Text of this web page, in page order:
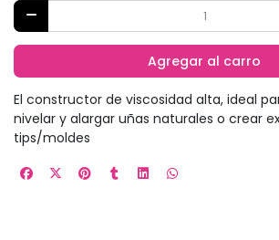
Agregar al carro
El constructor de viscosidad alta, ideal
nivelar y alargar uñas naturales o crear
tips/moldes